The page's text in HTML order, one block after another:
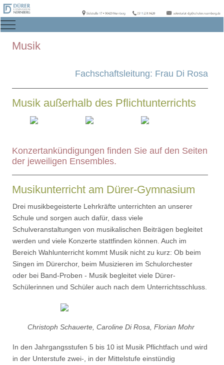
Mobile Menu Toggle
Musik
Fachschaftsleitung: Frau Di Rosa
Musik außerhalb des Pflichtunterrichts
Konzertankündigungen finden Sie auf den Seiten
der jeweiligen Ensembles.
Musikunterricht am Dürer-Gymnasium
Drei musikbegeisterte Lehrkräfte unterrichten an unserer
Schule und sorgen auch dafür, dass viele
Schulveranstaltungen von musikalischen Beiträgen begleitet
werden und viele Konzerte stattfinden können. Auch im
Bereich Wahlunterricht kommt Musik nicht zu kurz: Ob beim
Singen im Dürerchor, beim Musizieren im Schulorchester
oder bei Band-Proben - Musik begleitet viele Dürer-
Schülerinnen und Schüler auch nach dem Unterrichtsschluss.
Christoph Schauerte, Caroline Di Rosa, Florian Mohr
In den Jahrgangsstufen 5 bis 10 ist Musik Pflichtfach und wird
in der Unterstufe zwei-, in der Mittelstufe einstündig